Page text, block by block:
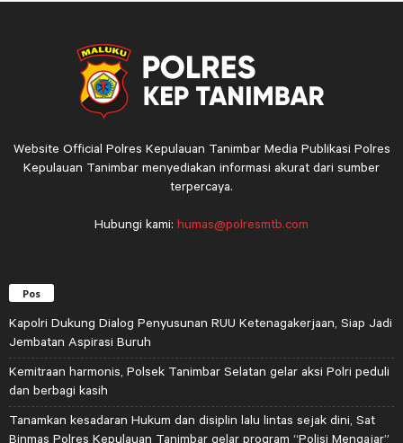
Website Official Polres Kepulauan Tanimbar Media Publikasi Polres
Kepulauan Tanimbar menyediakan informasi akurat dari sumber
terpercaya.
Hubungi kami: humas@polresmtb.com
Pos
Kapolri Dukung Dialog Penyusunan RUU Ketenagakerjaan, Siap Jadi
Jembatan Aspirasi Buruh
Kemitraan harmonis, Polsek Tanimbar Selatan gelar aksi Polri peduli
dan berbagi kasih
Tanamkan kesadaran Hukum dan disiplin lalu lintas sejak dini, Sat
Binmas Polres Kepulauan Tanimbar gelar program “Polisi Mengajar”